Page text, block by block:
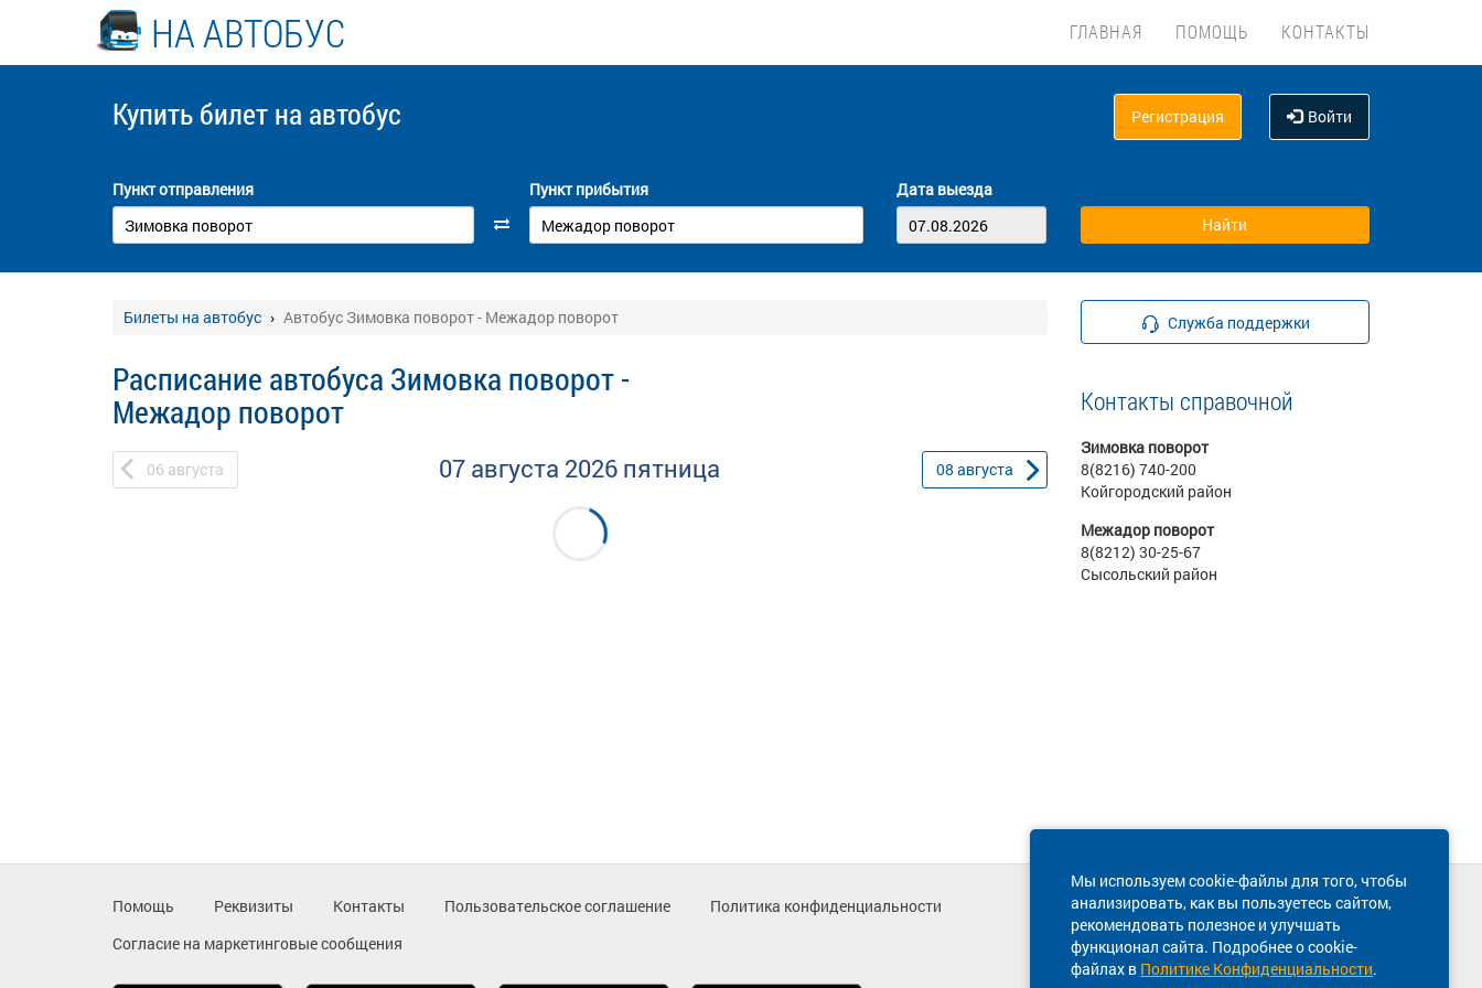
НА АВТОБУС ГЛАВНАЯ ПОМОЩЬ КОНТАКТЫ
Купить билет на автобус Регистрация Войти
Пункт отправления Пункт прибытия Дата выезда
Билеты на автобус Автобус Зимовка поворот - Межадор поворот
Расписание автобуса Зимовка поворот -
Межадор поворот
06 августа 07 августа 2026 пятница 08 августа
Служба поддержки
Контакты справочной
Зимовка поворот
8(8216) 740-200
Койгородский район
Межадор поворот
8(8212) 30-25-67
Сысольский район
Мы используем cookie-файлы для того, чтобы
анализировать, как вы пользуетесь сайтом,
рекомендовать полезное и улучшать
функционал сайта. Подробнее о cookie-
файлах в Политике Конфиденциальности.
Помощь Реквизиты Контакты Пользовательское соглашение
Политика конфиденциальности
Согласие на маркетинговые сообщения
Техническая поддержка сайта
8 800 600-03-38